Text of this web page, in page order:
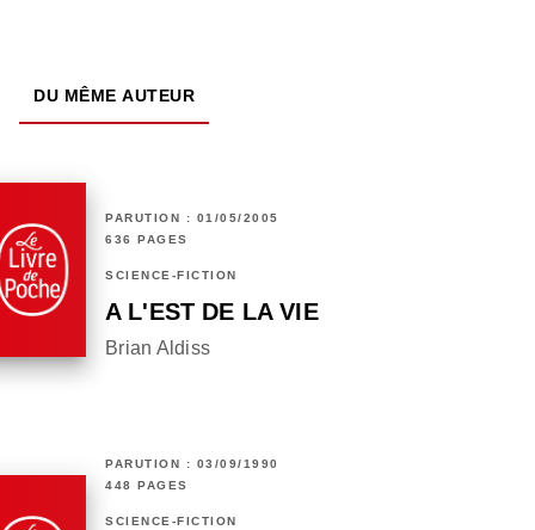
DU MÊME AUTEUR
PARUTION : 01/05/2005
636 PAGES
SCIENCE-FICTION
A L'EST DE LA VIE
Brian Aldiss
PARUTION : 03/09/1990
448 PAGES
SCIENCE-FICTION